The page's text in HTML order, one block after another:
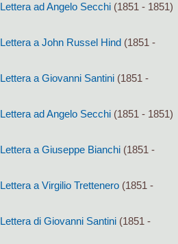
Lettera ad Angelo Secchi (1851 - 1851)
Lettera a John Russel Hind (1851 -
Lettera a Giovanni Santini (1851 -
Lettera ad Angelo Secchi (1851 - 1851)
Lettera a Giuseppe Bianchi (1851 -
Lettera a Virgilio Trettenero (1851 -
Lettera di Giovanni Santini (1851 -